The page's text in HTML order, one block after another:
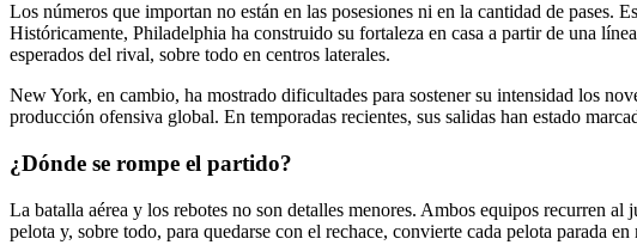
Los números que importan no están en las posesiones ni en la cantidad de pases.
Históricamente, Philadelphia ha construido su fortaleza en casa a partir de una
esperados del rival, sobre todo en centros laterales.
New York, en cambio, ha mostrado dificultades para sostener su intensidad los
producción ofensiva global. En temporadas recientes, sus salidas han estado
¿Dónde se rompe el partido?
La batalla aérea y los rebotes no son detalles menores. Ambos equipos recurren
pelota y, sobre todo, para quedarse con el rechace, convierte cada pelota parada